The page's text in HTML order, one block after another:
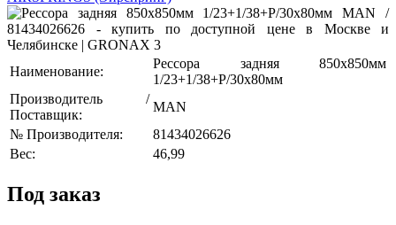
Наименование:
Рессора задняя 850x850мм
1/23+1/38+P/30x80мм
Производитель /
Поставщик:
MAN
№ Производителя:
81434026626
Вес:
46,99
Под заказ